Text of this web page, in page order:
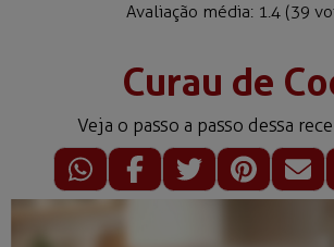
Avaliação média: 1.4(39
Curau de
Veja o passo a passo dessa